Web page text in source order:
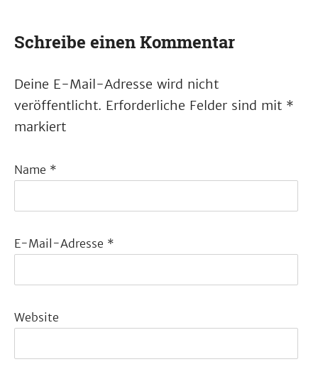
Schreibe einen Kommentar
Deine E-Mail-Adresse wird nicht
veröffentlicht. Erforderliche Felder sind mit *
markiert
Name *
E-Mail-Adresse *
Website